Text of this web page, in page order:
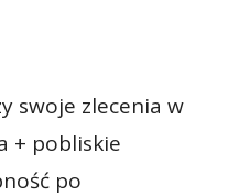
swoje zlecenia w
+ pobliskie
po